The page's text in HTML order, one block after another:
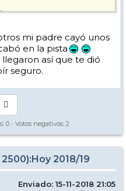
mi padre cayó unos
en la pista
así que te dió
seguro.
0 - Votos negativos: 2
2018/19
Enviado: 15-11-2018 21:05